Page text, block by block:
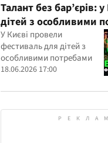
Талант без бар’єрів:
дітей з особливими
виступили на
фестивалі
У Києві провели
фестиваль для дітей з
особливими потребами
18.06.2026 17:00